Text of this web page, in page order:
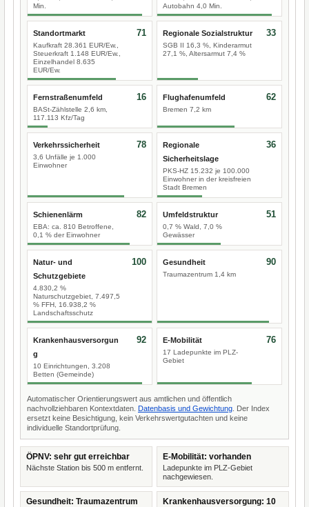
Min.
Autobahn 4,0 Min.
Standortmarkt
Kaufkraft 28.361 EUR/Ew.,
Steuerkraft 1.148 EUR/Ew.,
Einzelhandel 8.635
EUR/Ew.
71 Regionale Sozialstruktur
SGB II 16,3 %, Kinderarmut
27,1 %, Altersarmut 7,4 %
33
Fernstraßenumfeld
BASt-Zählstelle 2,6 km,
117.113 Kfz/Tag
16 Flughafenumfeld
Bremen 7,2 km
62
Verkehrssicherheit
3,6 Unfälle je 1.000
Einwohner
78
Regionale
Sicherheitslage
PKS-HZ 15.232 je 100.000
Einwohner in der kreisfreien
Stadt Bremen
36
Schienenlärm
EBA: ca. 810 Betroffene,
0,1 % der Einwohner
82 Umfeldstruktur
0,7 % Wald, 7,0 %
Gewässer
51
Natur- und
Schutzgebiete
4.830,2 %
Naturschutzgebiet, 7.497,5
% FFH, 16.938,2 %
Landschaftsschutz
100 Gesundheit
Traumazentrum 1,4 km
90
Krankenhausversorgun
g
10 Einrichtungen, 3.208
Betten (Gemeinde)
92 E-Mobilität
17 Ladepunkte im PLZ-
Gebiet
76
Automatischer Orientierungswert aus amtlichen und öffentlich
nachvollziehbaren Kontextdaten. Datenbasis und Gewichtung . Der Index
ersetzt keine Besichtigung, kein Verkehrswertgutachten und keine
individuelle Standortprüfung.
ÖPNV: sehr gut erreichbar
Nächste Station bis 500 m entfernt.
E-Mobilität: vorhanden
Ladepunkte im PLZ-Gebiet
nachgewiesen.
Gesundheit: Traumazentrum
Krankenhausversorgung: 10